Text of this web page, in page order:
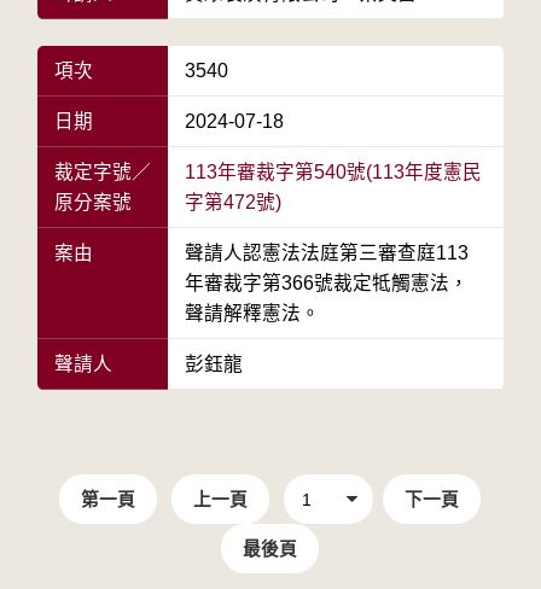
項次 3540
日期 2024-07-18
裁定字號／
原分案號
113年審裁字第540號(113年度憲民
字第472號)
案由
聲請人認憲法法庭第三審查庭113
年審裁字第366號裁定牴觸憲法，
聲請解釋憲法。
聲請人 彭鈺龍
第一頁 上一頁 下一頁
最後頁